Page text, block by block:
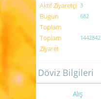
Aktif Ziyaretçi 3
Bugün
Toplam
682
Toplam
Ziyaret
1442842
Döviz Bilgileri
Alış